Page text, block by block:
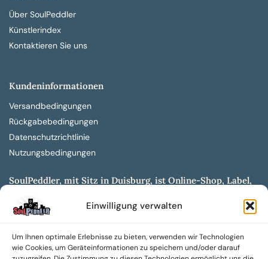
Einwilligung verwalten
Um Ihnen optimale Erlebnisse zu bieten, verwenden wir Technologien
wie Cookies, um Geräteinformationen zu speichern und/oder darauf
Über SoulPeddler
Künstlerindex
Kontaktieren Sie uns
Kundeninformationen
Versandbedingungen
Rückgabebedingungen
Datenschutzrichtlinie
Nutzungsbedingungen
SoulPeddler, mit Sitz in Duisburg, ist Online-Shop, Label,
entwickelt aus dem SoulPeddler Vinyl-Presswerk und
unserer Online-Gig-Plattform.
Wir bieten eine breite Auswahl an sowohl hochgradig
sammelwürdigen als auch Mainstream-Titeln und -Formaten auf